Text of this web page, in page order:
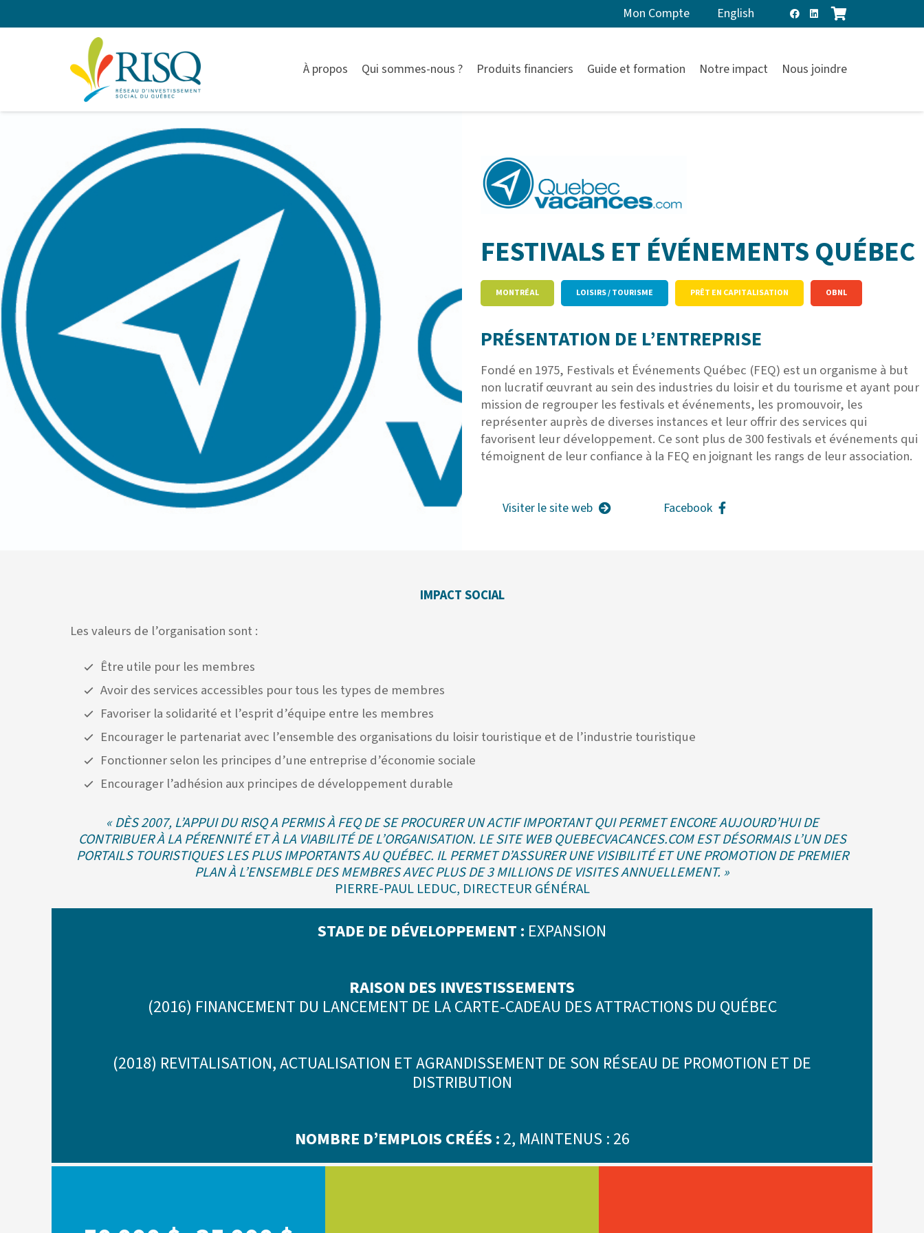
Mon Compte English
À propos Qui sommes-nous ? Produits financiers Guide et formation Notre impact Nous joindre
FESTIVALS ET ÉVÉNEMENTS QUÉBEC
MONTRÉAL LOISIRS / TOURISME PRÊT EN CAPITALISATION OBNL
PRÉSENTATION DE L’ENTREPRISE
Fondé en 1975, Festivals et Événements Québec (FEQ) est un organisme à but
non lucratif œuvrant au sein des industries du loisir et du tourisme et ayant pour
mission de regrouper les festivals et événements, les promouvoir, les
représenter auprès de diverses instances et leur offrir des services qui
favorisent leur développement. Ce sont plus de 300 festivals et événements qui
témoignent de leur confiance à la FEQ en joignant les rangs de leur association.
Visiter le site web Facebook
IMPACT SOCIAL
Les valeurs de l’organisation sont :
Être utile pour les membres
Avoir des services accessibles pour tous les types de membres
Favoriser la solidarité et l’esprit d’équipe entre les membres
Encourager le partenariat avec l’ensemble des organisations du loisir touristique et de l’industrie touristique
Fonctionner selon les principes d’une entreprise d’économie sociale
Encourager l’adhésion aux principes de développement durable
« DÈS 2007, L’APPUI DU RISQ A PERMIS À FEQ DE SE PROCURER UN ACTIF IMPORTANT QUI PERMET ENCORE AUJOURD’HUI DE
CONTRIBUER À LA PÉRENNITÉ ET À LA VIABILITÉ DE L’ORGANISATION. LE SITE WEB QUEBECVACANCES.COM EST DÉSORMAIS L’UN DES
PORTAILS TOURISTIQUES LES PLUS IMPORTANTS AU QUÉBEC. IL PERMET D’ASSURER UNE VISIBILITÉ ET UNE PROMOTION DE PREMIER
PLAN À L’ENSEMBLE DES MEMBRES AVEC PLUS DE 3 MILLIONS DE VISITES ANNUELLEMENT. »
PIERRE-PAUL LEDUC, DIRECTEUR GÉNÉRAL
STADE DE DÉVELOPPEMENT : EXPANSION
RAISON DES INVESTISSEMENTS
(2016) FINANCEMENT DU LANCEMENT DE LA CARTE-CADEAU DES ATTRACTIONS DU QUÉBEC
(2018) REVITALISATION, ACTUALISATION ET AGRANDISSEMENT DE SON RÉSEAU DE PROMOTION ET DE
DISTRIBUTION
NOMBRE D’EMPLOIS CRÉÉS : 2, MAINTENUS : 26